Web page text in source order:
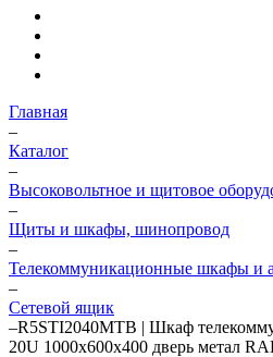
Главная
–
Каталог
–
Высоковольтное и щитовое
–
Щиты и шкафы, шинопровод
–
Телекоммуникационные шкафы и
–
Сетевой ящик
–R5STI2040MTB | Шкаф
20U 1000х600х400 дверь метал